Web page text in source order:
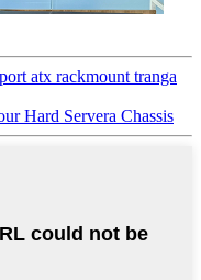
atx rackmount tranga
Hard Servera Chassis